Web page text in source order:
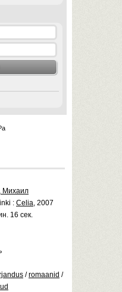
Михаил
: Celia, 2007
16 сек.
/romaanid /